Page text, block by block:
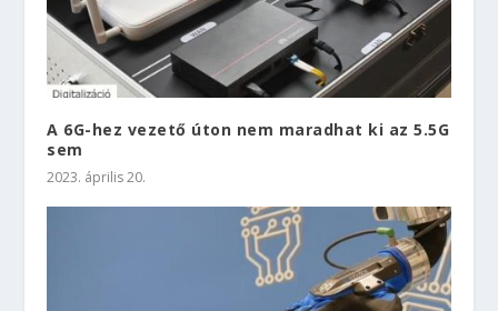
A 6G-hez vezető úton nem maradhat ki az 5.5G
sem
2023. április 20.